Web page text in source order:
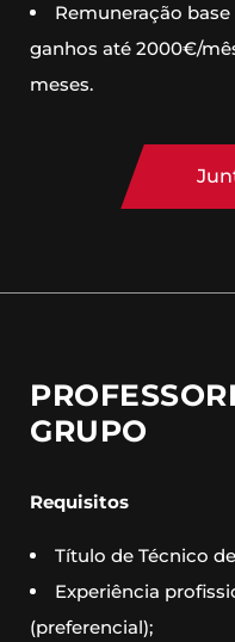
Remuneração
ganhos até 2000€/
meses.
GRUPO
Requisitos
Título de Técnico
Experiência
(preferencial);